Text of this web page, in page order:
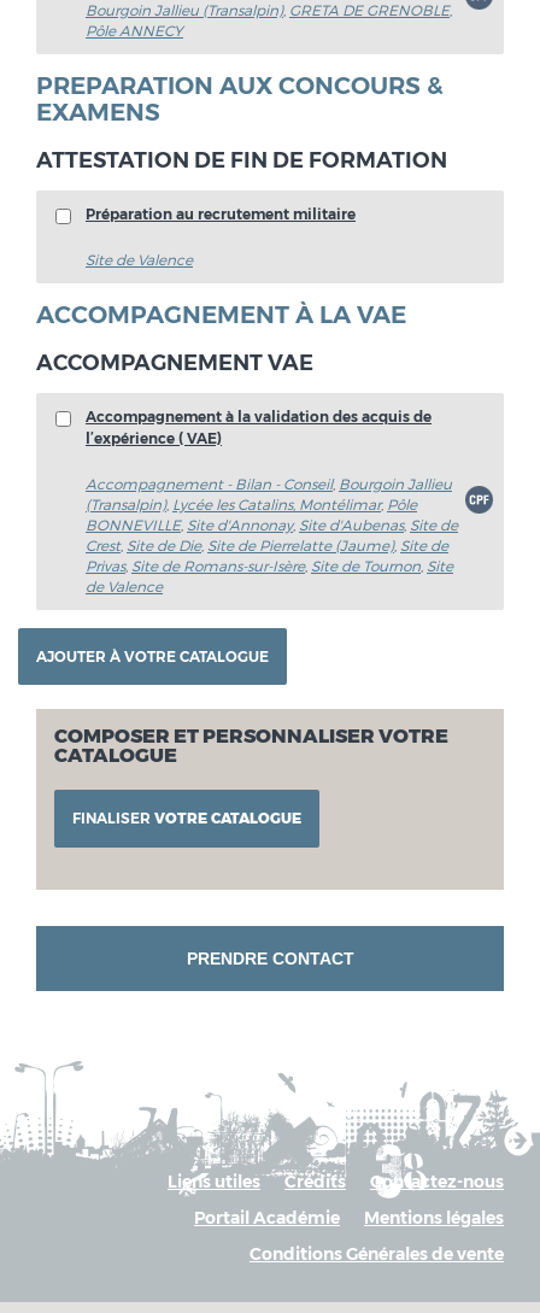
Bourgoin Jallieu (Transalpin), GRETA DE GRENOBLE,
Pôle ANNECY
PREPARATION AUX CONCOURS &
EXAMENS
ATTESTATION DE FIN DE FORMATION
Préparation au recrutement militaire
Site de Valence
ACCOMPAGNEMENT À LA VAE
ACCOMPAGNEMENT VAE
Accompagnement à la validation des acquis de
l’expérience ( VAE)
Accompagnement - Bilan - Conseil, Bourgoin Jallieu
(Transalpin), Lycée les Catalins, Montélimar, Pôle
BONNEVILLE, Site d'Annonay, Site d'Aubenas, Site de
Crest, Site de Die, Site de Pierrelatte (Jaume), Site de
Privas, Site de Romans-sur-Isère, Site de Tournon Site
de Valence
COMPOSER ET PERSONNALISER VOTRE
CATALOGUE
FINALISER VOTRE CATALOGUE
PRENDRE CONTACT
Contactez-nous
Crédits
Liens utiles
Mentions légales
Portail Académie
Conditions Générales de vente